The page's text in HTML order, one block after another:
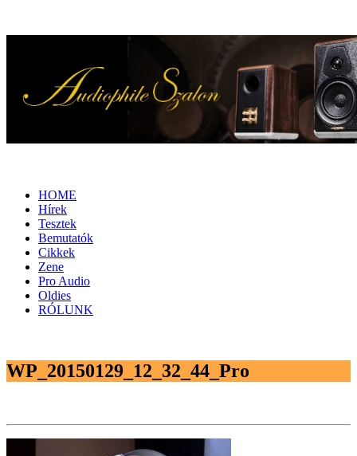
HOME
Hírek
Tesztek
Bemutatók
Cikkek
Zene
Pro Audio
Oldies
RÓLUNK
WP_20150129_12_32_44_Pro